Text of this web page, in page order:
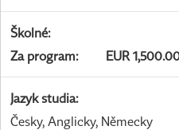
Školné:
Za program: EUR
Jazyk studia:
Česky, Anglicky, Německy